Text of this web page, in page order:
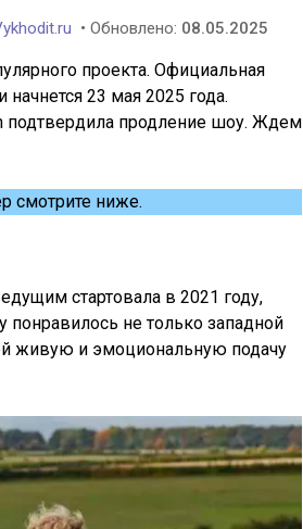
• Обновлено: 08.05.2025
проекта. Официальная
23 мая 2025 года.
подтвердила продление шоу. Ждем
смотрите ниже.
стартовала в 2021 году,
понравилось не только западной
живую и эмоциональную подачу